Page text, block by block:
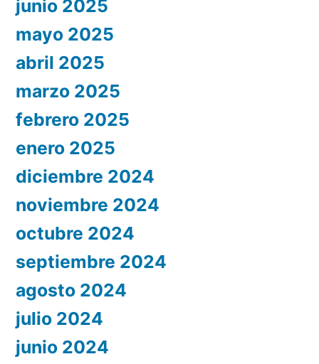
junio 2025
mayo 2025
abril 2025
marzo 2025
febrero 2025
enero 2025
diciembre 2024
noviembre 2024
octubre 2024
septiembre 2024
agosto 2024
julio 2024
junio 2024